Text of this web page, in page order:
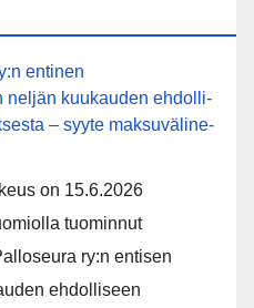
entinen
neljän kuu­kau­den eh­dol­li­
– syyte mak­su­vä­li­ne­
on 15.6.2026
tuominnut
ry:n entisen
ehdolliseen